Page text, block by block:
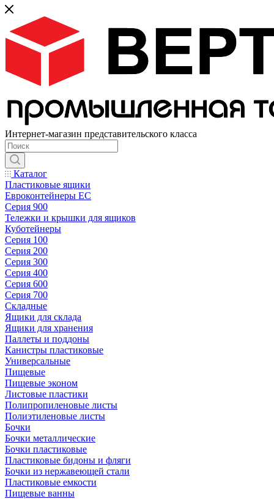
Интернет-магазин представительского класса
Каталог
Пластиковые ящики
Евроконтейнеры ЕС
Серия 900
Тележки и крышки для ящиков
Куботейнеры
Серия 100
Серия 200
Серия 300
Серия 400
Серия 600
Серия 700
Складные
Ящики для склада
Ящики для хранения
Паллеты и поддоны
Канистры пластиковые
Универсальные
Пищевые
Пищевые эконом
Листовые пластики
Полипропиленовые листы
Полиэтиленовые листы
Бочки
Бочки металлические
Бочки пластиковые
Пластиковые бидоны и фляги
Бочки из нержавеющей стали
Пластиковые емкости
Пищевые ванны